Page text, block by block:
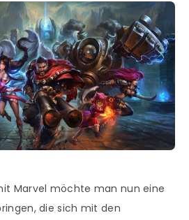
Marvel möchte man nun eine
die sich mit den